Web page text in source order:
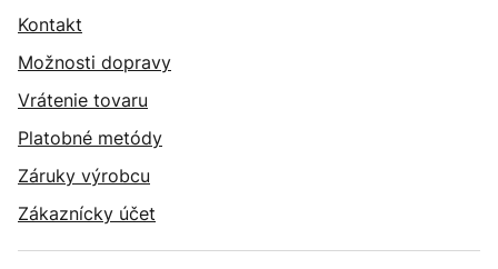
Kontakt
Možnosti dopravy
Vrátenie tovaru
Platobné metódy
Záruky výrobcu
Zákaznícky účet